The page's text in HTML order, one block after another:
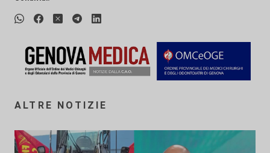
ALTRE NOTIZIE